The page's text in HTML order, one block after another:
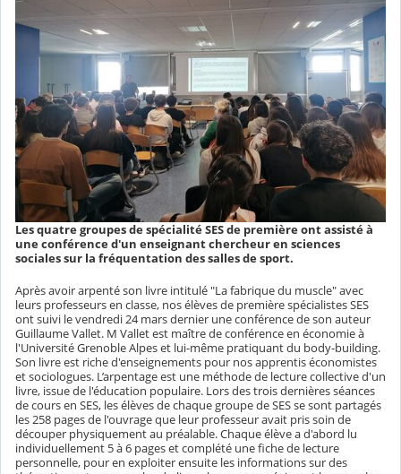
Les quatre groupes de spécialité SES de première ont assisté à
une conférence d'un enseignant chercheur en sciences
sociales sur la fréquentation des salles de sport.
Après avoir arpenté son livre intitulé "La fabrique du muscle" avec
leurs professeurs en classe, nos élèves de première spécialistes SES
ont suivi le vendredi 24 mars dernier une conférence de son auteur
Guillaume Vallet. M Vallet est maître de conférence en économie à
l'Université Grenoble Alpes et lui-même pratiquant du body-building.
Son livre est riche d'enseignements pour nos apprentis économistes
et sociologues. L’arpentage est une méthode de lecture collective d'un
livre, issue de l'éducation populaire. Lors des trois dernières séances
de cours en SES, les élèves de chaque groupe de SES se sont partagés
les 258 pages de l'ouvrage que leur professeur avait pris soin de
découper physiquement au préalable. Chaque élève a d'abord lu
individuellement 5 à 6 pages et complété une fiche de lecture
personnelle, pour en exploiter ensuite les informations sur des